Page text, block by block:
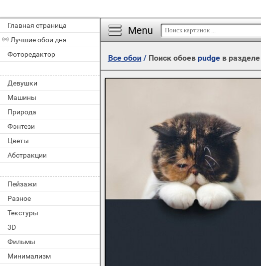
Главная страница
Лучшие обои дня
Фоторедактор
Девушки
Машины
Природа
Фэнтези
Цветы
Абстракции
Пейзажи
Разное
Текстуры
3D
Фильмы
Минимализм
Menu
Все обои/ Поиск обоев pudgeв разделе